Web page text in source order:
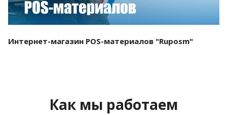
Интернет-магазин POS-материалов "Ruposm"
Как мы работаем